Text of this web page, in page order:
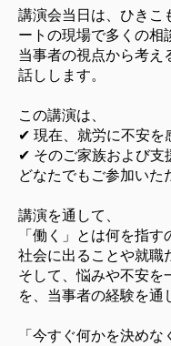
講演会当日は、ひきこ
ートの現場で多くの相
当事者の視点から考え
話しします。
この講演は、
✔ 現在、就労に不安を
✔ そのご家族および支
どなたでもご参加いた
講演を通して、
「働く」とは何を指す
社会に出ることや就職
そして、悩みや不安を
を、当事者の経験を通
「今すぐ何かを決め